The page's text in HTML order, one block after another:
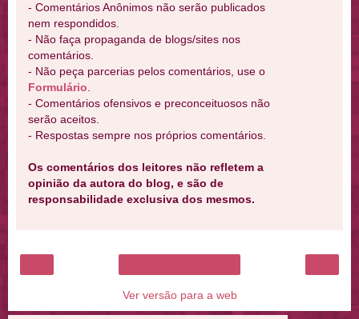
- Comentários Anônimos não serão publicados
nem respondidos.
- Não faça propaganda de blogs/sites nos
comentários.
- Não peça parcerias pelos comentários, use o
Formulário
- Comentários ofensivos e preconceituosos não
serão aceitos.
- Respostas sempre nos próprios comentários.
Os comentários dos leitores não refletem a
opinião da autora do blog, e são de
responsabilidade exclusiva dos mesmos.
Ver versão para a web